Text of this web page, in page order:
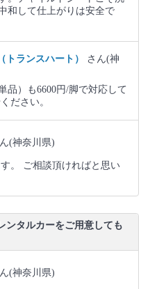
和して仕上がりは安全で
トランスハート）
さん(神
品）も6600円/脚で対応して
ださい。
(神奈川県)
。 ご相談頂ければと思い
ンタルカーをご用意しても
(神奈川県)